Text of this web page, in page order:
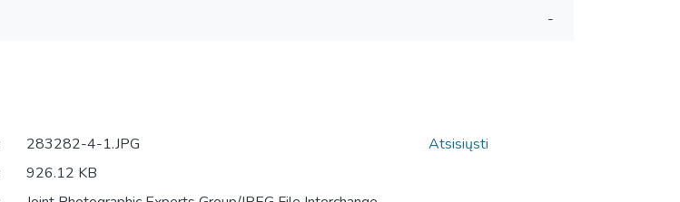
-
283282-4-1.JPG
926.12 KB
Atsisiųsti